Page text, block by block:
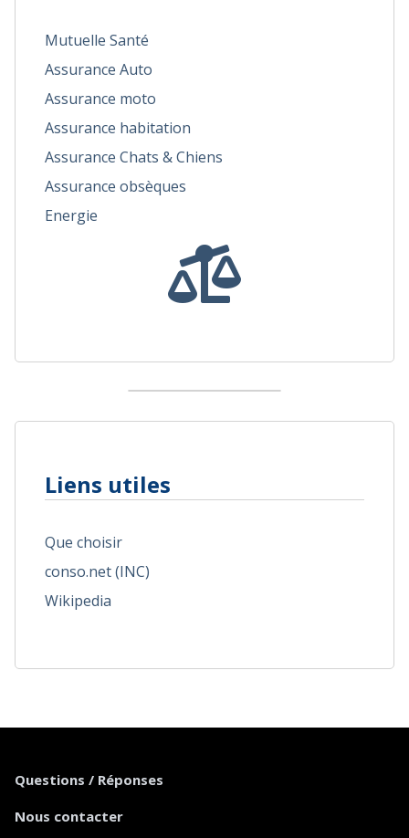
Mutuelle Santé
Assurance Auto
Assurance moto
Assurance habitation
Assurance Chats & Chiens
Assurance obsèques
Energie
Liens utiles
Que choisir
conso.net (INC)
Wikipedia
Questions / Réponses
Nous contacter